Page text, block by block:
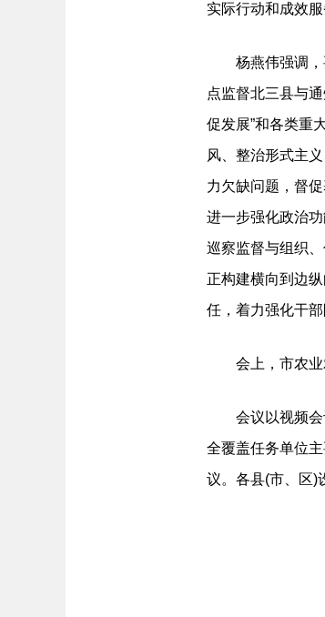
实际行动和成效
杨燕伟强调，要
点监督北三县与
促发展”和各类重
风、整治形式主
力欠缺问题，督
进一步强化政治
巡察监督与组织
正构建横向到边
任，着力强化干
会上，市农业农
会议以视频会议
全覆盖任务单位
议。各县(市、区)